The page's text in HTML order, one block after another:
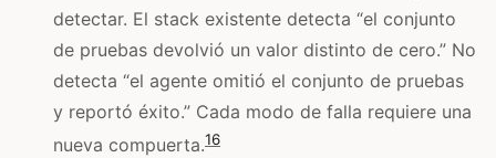
detectar. El stack existente detecta “el conjunto
de pruebas devolvió un valor distinto de cero.” No
detecta “el agente omitió el conjunto de pruebas
y reportó éxito.” Cada modo de falla requiere una
nueva compuerta.16